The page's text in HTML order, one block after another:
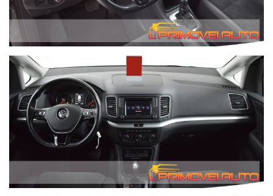
determinato solo in base alle condizioni effettive del veicolo
dopo averlo esaminato. Le valutazioni fatte telefonicamente
saranno quindi del tutto indicative.
Per ottenere velocemente le informazioni desiderate,
invitiamo gli interessati a telefonare. Le chiamate ricevute
ottengono una risposta prioritaria e immediata mentre i
messaggi di posta elettronica potrebbero essere gestiti in
tempo meno rapidi.
Possibilità di consegna anche a domicilio con mezzo
attrezzato - il costo di questo servizio varia in base a i
chilometri di percorrenza. Contattateci per avere queste
informazioni, grazie. We speak English.
In caso di acquisto forniamo gratuitamente alla nostra
clientela che lo richieda, il servizio di recupero dalla Stazione
Ferroviaria Centrale di Modena fino alla nostra sede.
Migliaia di clienti hanno acquistato da noi da tutta Italia.